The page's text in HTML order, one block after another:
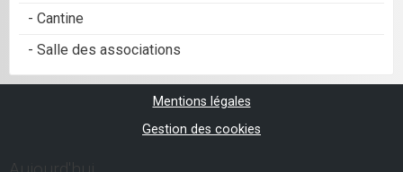
- Cantine
- Salle des associations
Mentions légales
Gestion des cookies